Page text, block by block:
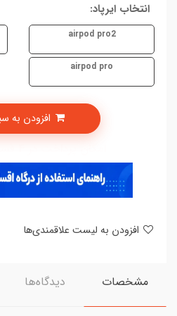
انتخاب ایرپاد:
airpod pro2
airpod pro
مشخصات دیدگاه‌ها